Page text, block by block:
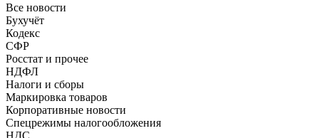
Все новости
Бухучёт
Кодекс
СФР
Росстат и прочее
НДФЛ
Налоги и сборы
Маркировка товаров
Корпоративные новости
Спецрежимы налогообложения
НДС